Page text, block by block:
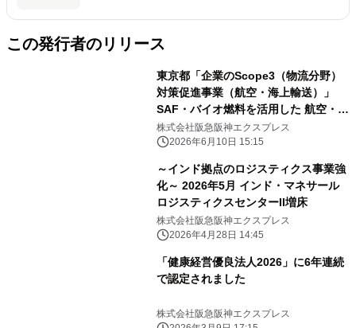
この発行者のリリース
東京都「企業のScope3（物流分野）
対策促進事業（航空・海上輸送）」
SAF・バイオ燃料を活用した 航空・海
上貨物輸送を促進する 貨物代理店に選
定
株式会社阪急阪神エクスプレス
2026年6月10日 15:15
～インド拠点のロジスティクス事業強
化～ 2026年5月 インド・マネサール
ロジスティクスセンターII増床
株式会社阪急阪神エクスプレス
2026年4月28日 14:45
「健康経営優良法人2026」に6年連続
で認定されました
株式会社阪急阪神エクスプレス